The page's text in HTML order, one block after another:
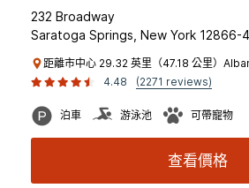
232 Broadway
Saratoga Springs, New York 12866-
距離市中心 29.32 英里（47.18 公里）
4.48
(2271 reviews)
泊車 游泳池 可帶寵物
查看價格